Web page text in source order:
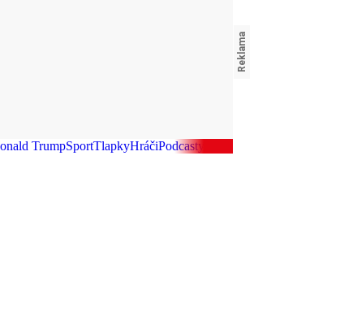
TrumpSportTlapkyHráčiPodcasty